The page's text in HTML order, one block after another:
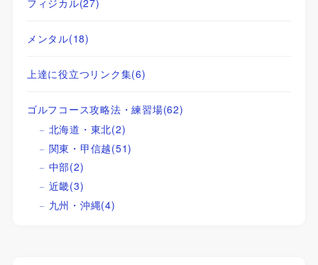
フィジカル(27)
メンタル(18)
上達に役立つリンク集(6)
ゴルフコース攻略法・練習場(62)
北海道・東北(2)
関東・甲信越(51)
中部(2)
近畿(3)
九州・沖縄(4)